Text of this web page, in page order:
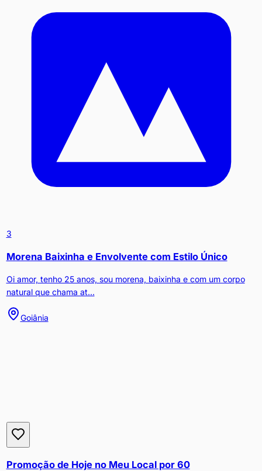
3
Morena Baixinha e Envolvente com Estilo Único
Oi amor, tenho 25 anos, sou morena, baixinha e com um corpo
natural que chama at...
Goiânia
Promoção de Hoje no Meu Local por 60